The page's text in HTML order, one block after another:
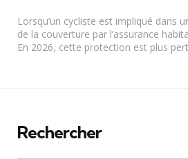
Lorsqu’un cycliste est impliqué dans
de la couverture par l’assurance
En 2026, cette protection est plus
Rechercher